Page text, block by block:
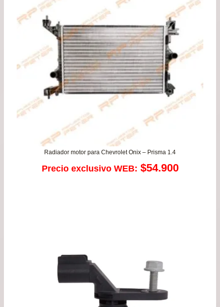
Radiador motor para Chevrolet Onix – Prisma 1.4
Precio exclusivo WEB: $54.900